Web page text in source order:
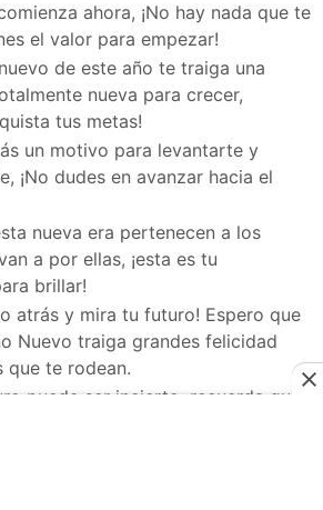
ahora, ¡No hay nada que te
el valor para empezar!
de este año te traiga una
nueva para crecer,
tus metas!
un motivo para levantarte y
¡No dudes en avanzar hacia el
nueva era pertenecen a los
a por ellas, ¡esta es tu
brillar!
atrás y mira tu futuro! Espero que
Nuevo traiga grandes felicidad
que te rodean.
puede ser incierto, recuerda que